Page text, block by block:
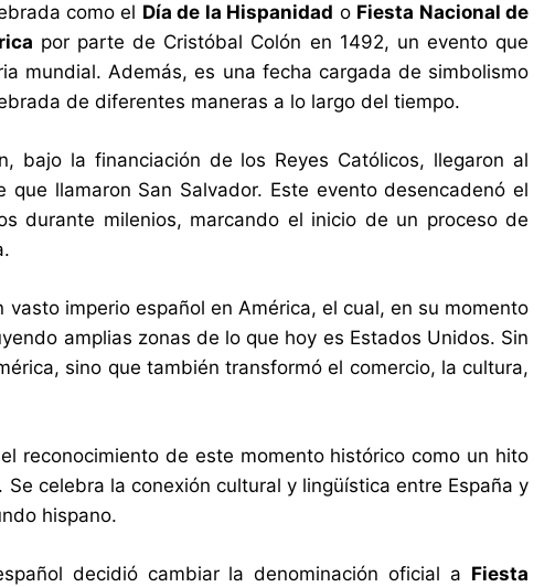
como el Día de la Hispanidad o Fiesta Nacional de
por parte de Cristóbal Colón en 1492, un evento que
mundial. Además, es una fecha cargada de simbolismo
de diferentes maneras a lo largo del tiempo.
bajo la financiación de los Reyes Católicos, llegaron al
llamaron San Salvador. Este evento desencadenó el
durante milenios, marcando el inicio de un proceso de
imperio español en América, el cual, en su momento
amplias zonas de lo que hoy es Estados Unidos. Sin
sino que también transformó el comercio, la cultura,
reconocimiento de este momento histórico como un hito
celebra la conexión cultural y lingüística entre España y
hispano.
decidió cambiar la denominación oficial a Fiesta